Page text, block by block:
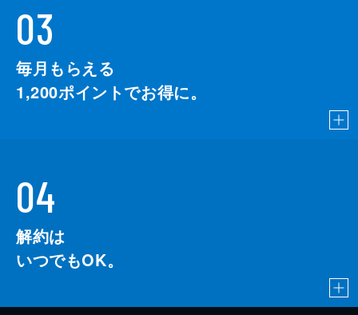
03
毎月もらえる
1,200ポイントでお得に。
04
解約は
いつでもOK。